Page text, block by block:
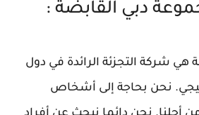
دبي القابضة :
هي شركة التجزئة الرائدة في دول
نحن بحاجة إلى أشخاص